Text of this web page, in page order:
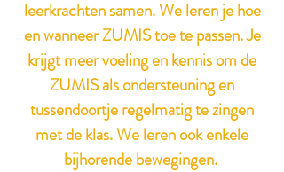
leerkrachten samen. We leren je hoe
en wanneer ZUMIS toe te passen. Je
krijgt meer voeling en kennis om de
ZUMIS als ondersteuning en
tussendoortje regelmatig te zingen
met de klas. We leren ook enkele
bijhorende bewegingen.